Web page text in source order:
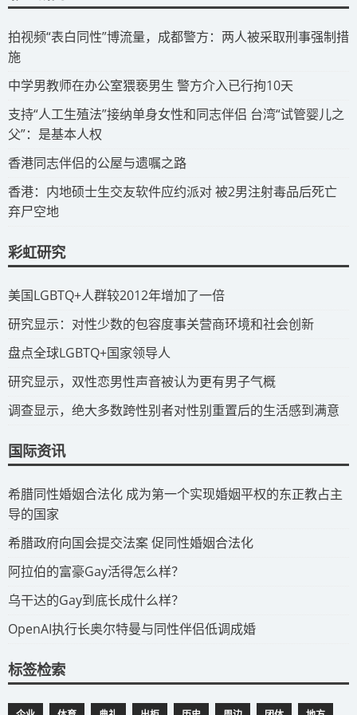
拍视频“表白同性”博流量，成都警方：两人被采取刑事强制措
施
​中学男教师在办公室猥亵男生 警方介入已行拘10天
​支持“人工生殖法”接纳单身女性和同志伴侣 台湾“试管婴儿之
父”：是基本人权
​香港同志伴侣的公屋与遗嘱之路
​香港：内地硕士生交友软件应约派对 被2男注射毒品后死亡
弃尸空地
彩虹研究
​美国LGBTQ+人群较2012年增加了一倍
​研究显示：对性少数的包容度事关营商环境和社会创新
​盘点全球LGBTQ+国家领导人
研究显示，双性恋男性声音被认为更有男子气概
调查显示，绝大多数跨性别者对性别重置后的生活感到满意
国际资讯
​希腊同性婚姻合法化 成为第一个实现婚姻平权的东正教占主
导的国家
​希腊政府向国会提交法案 促同性婚姻合法化
​阿拉伯的富豪Gay活得怎么样？
​乌干达的Gay到底长成什么样？
​OpenAI执行长奥尔特曼与同性伴侣低调成婚
标签检索